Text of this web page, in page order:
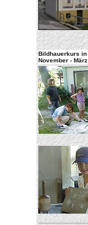
Bildhauerkurs
November - März